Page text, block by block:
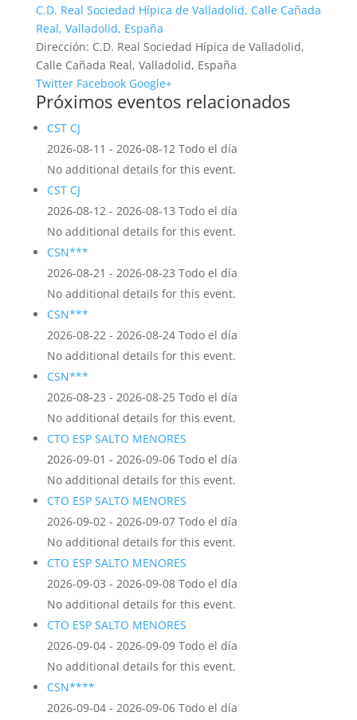
C.D. Real Sociedad Hípica de Valladolid, Calle Cañada
Real, Valladolid, España
Dirección: C.D. Real Sociedad Hípica de Valladolid,
Calle Cañada Real, Valladolid, España
Twitter Facebook Google+
Próximos eventos relacionados
CST CJ
2026-08-11 - 2026-08-12 Todo el día
No additional details for this event.
CST CJ
2026-08-12 - 2026-08-13 Todo el día
No additional details for this event.
CSN***
2026-08-21 - 2026-08-23 Todo el día
No additional details for this event.
CSN***
2026-08-22 - 2026-08-24 Todo el día
No additional details for this event.
CSN***
2026-08-23 - 2026-08-25 Todo el día
No additional details for this event.
CTO ESP SALTO MENORES
2026-09-01 - 2026-09-06 Todo el día
No additional details for this event.
CTO ESP SALTO MENORES
2026-09-02 - 2026-09-07 Todo el día
No additional details for this event.
CTO ESP SALTO MENORES
2026-09-03 - 2026-09-08 Todo el día
No additional details for this event.
CTO ESP SALTO MENORES
2026-09-04 - 2026-09-09 Todo el día
No additional details for this event.
CSN****
2026-09-04 - 2026-09-06 Todo el día